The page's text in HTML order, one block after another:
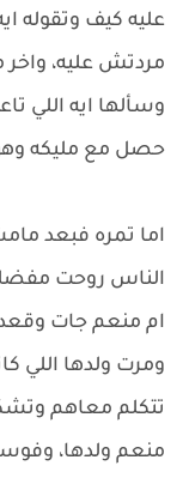
عليه كيف وتقوله
مردتش عليه، واخر
وسألها ايه اللي
حصل مع مليكه
اما تمره فبعد
الناس روحت
ام منعم جات
ومرت ولدها اللي
تتكلم معاهم
منعم ولدها،